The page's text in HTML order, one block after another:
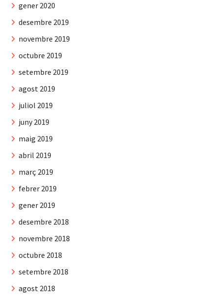
gener 2020
desembre 2019
novembre 2019
octubre 2019
setembre 2019
agost 2019
juliol 2019
juny 2019
maig 2019
abril 2019
març 2019
febrer 2019
gener 2019
desembre 2018
novembre 2018
octubre 2018
setembre 2018
agost 2018